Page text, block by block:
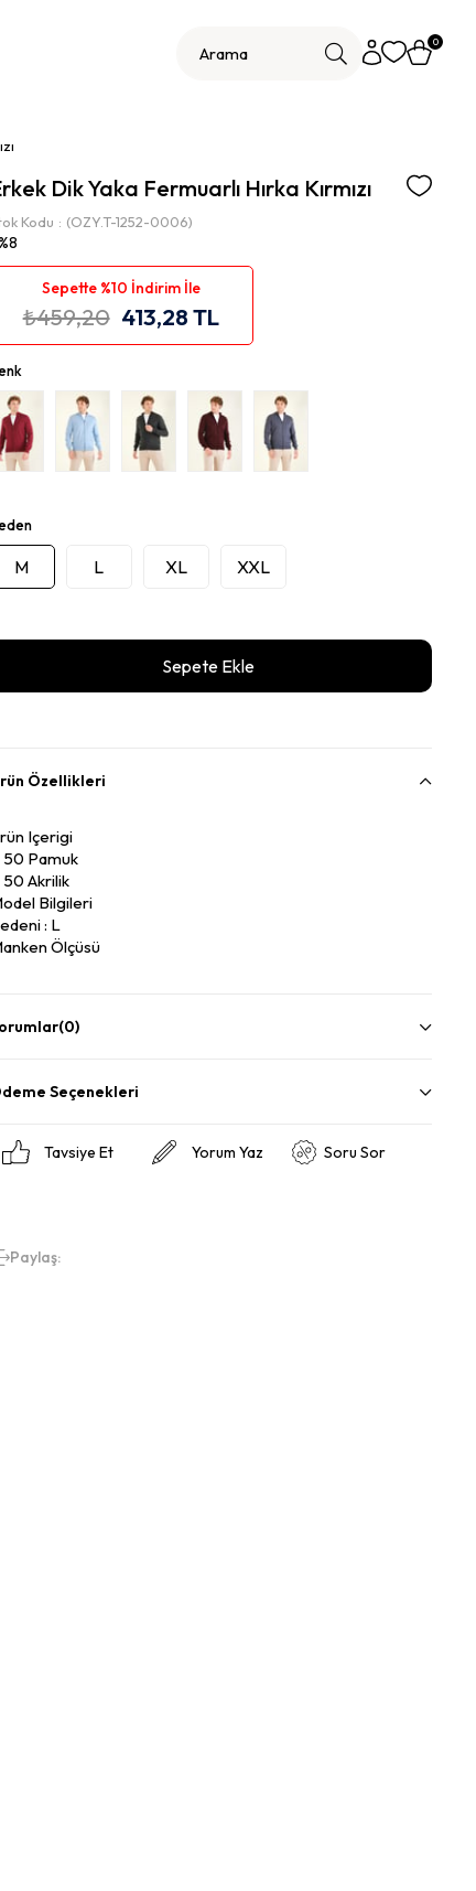
0
Dik Yaka Fermuarlı Hırka Kırmızı
Kodu (OZY.T-1252-0006)
8
Sepette %10 İndirim İle
₺459,20 413,28 TL
M L XL XXL
Özellikleri
Içerigi
50 Pamuk
50 Akrilik
Bilgileri
: L
Ölçüsü
: 1.91 (0)
Seçenekleri
Tavsiye Et Yorum Yaz Soru Sor
Paylaş: